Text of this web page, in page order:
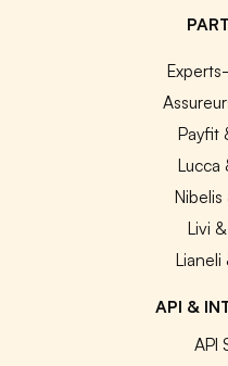
Payfit
Lucca
Livi
Lianeli
API &
API